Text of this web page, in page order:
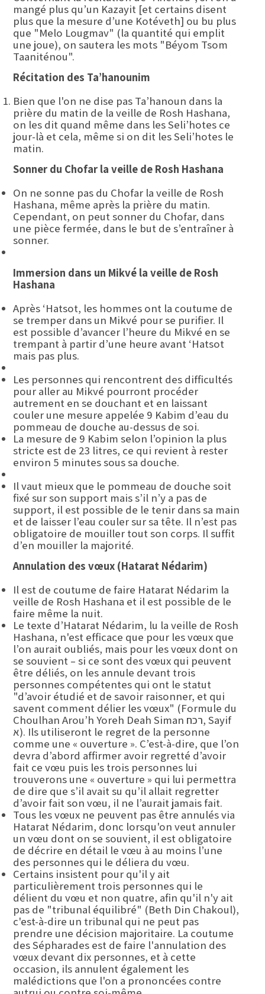
mangé plus qu’un Kazayit [et certains disent
plus que la mesure d’une Kotéveth] ou bu plus
que "Melo Lougmav" (la quantité qui emplit
une joue), on sautera les mots "Béyom Tsom
Taaniténou".
Récitation des Ta’hanounim
Bien que l'on ne dise pas Ta’hanoun dans la
prière du matin de la veille de Rosh Hashana,
on les dit quand même dans les Seli’hotes ce
jour-là et cela, même si on dit les Seli’hotes le
matin.
Sonner du Chofar la veille de Rosh Hashana
On ne sonne pas du Chofar la veille de Rosh
Hashana, même après la prière du matin.
Cependant, on peut sonner du Chofar, dans
une pièce fermée, dans le but de s’entraîner à
sonner.
Immersion dans un Mikvé la veille de Rosh
Hashana
Après ‘Hatsot, les hommes ont la coutume de
se tremper dans un Mikvé pour se purifier. Il
est possible d’avancer l’heure du Mikvé en se
trempant à partir d’une heure avant ‘Hatsot
mais pas plus.
Les personnes qui rencontrent des difficultés
pour aller au Mikvé pourront procéder
autrement en se douchant et en laissant
couler une mesure appelée 9 Kabim d’eau du
pommeau de douche au-dessus de soi.
La mesure de 9 Kabim selon l’opinion la plus
stricte est de 23 litres, ce qui revient à rester
environ 5 minutes sous sa douche.
Il vaut mieux que le pommeau de douche soit
fixé sur son support mais s’il n’y a pas de
support, il est possible de le tenir dans sa main
et de laisser l’eau couler sur sa tête. Il n’est pas
obligatoire de mouiller tout son corps. Il suffit
d’en mouiller la majorité.
Annulation des vœux (Hatarat Nédarim)
Il est de coutume de faire Hatarat Nédarim la
veille de Rosh Hashana et il est possible de le
faire même la nuit.
Le texte d’Hatarat Nédarim, lu la veille de Rosh
Hashana, n'est efficace que pour les vœux que
l’on aurait oubliés, mais pour les vœux dont on
se souvient – si ce sont des vœux qui peuvent
être déliés, on les annule devant trois
personnes compétentes qui ont le statut
"d’avoir étudié et de savoir raisonner, et qui
savent comment délier les vœux" (Formule du
Choulhan Arou’h Yoreh Deah Siman רכח, Sayif
א). Ils utiliseront le regret de la personne
comme une « ouverture ». C’est-à-dire, que l’on
devra d’abord affirmer avoir regretté d’avoir
fait ce vœu puis les trois personnes lui
trouverons une « ouverture » qui lui permettra
de dire que s’il avait su qu’il allait regretter
d’avoir fait son vœu, il ne l’aurait jamais fait.
Tous les vœux ne peuvent pas être annulés via
Hatarat Nédarim, donc lorsqu'on veut annuler
un vœu dont on se souvient, il est obligatoire
de décrire en détail le vœu à au moins l’une
des personnes qui le déliera du vœu.
Certains insistent pour qu'il y ait
particulièrement trois personnes qui le
délient du vœu et non quatre, afin qu'il n'y ait
pas de "tribunal équilibré" (Beth Din Chakoul),
c'est-à-dire un tribunal qui ne peut pas
prendre une décision majoritaire. La coutume
des Sépharades est de faire l'annulation des
vœux devant dix personnes, et à cette
occasion, ils annulent également les
malédictions que l'on a prononcées contre